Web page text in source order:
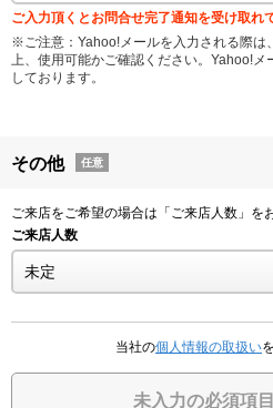
ご入力頂くとお問合せ完了通知を受け取れ
※ご注意：Yahoo!メールを入力される際は
上、使用可能かご確認ください。Yahoo!
しております。
その他 任意
ご来店をご希望の場合は「ご来店人数」を
ご来店人数
当社の個人情報の取扱い
未入力の必須項